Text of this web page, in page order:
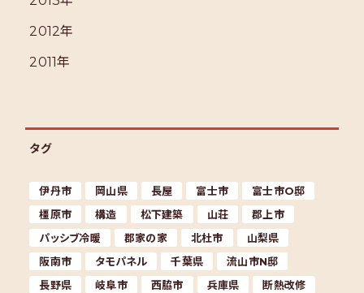
2012年
2011年
タグ
伊丹市 岡山県 長屋 富士市
富士市O邸
橿原市
構造 松下建築 山荘
郡上市
パッシブ冷暖
郡家の家 北杜市
山梨県
阪南市
タモパネル 千葉県
流山市N邸
長野県
岐阜市 西脇市 兵庫県
断熱改修